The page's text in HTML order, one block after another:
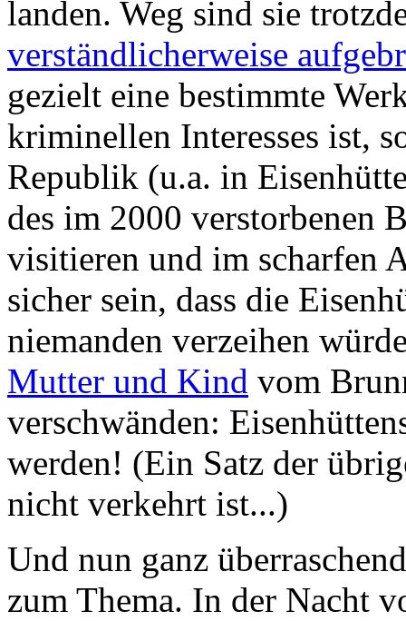
landen. Weg sind sie
verständlicherweise
gezielt eine bestimmte
kriminellen Interesses ist,
Republik (u.a. in
des im 2000 verstorbenen
visitieren und im scharfen
sicher sein, dass die
niemanden verzeihen
Mutter und Kind vom
verschwänden:
werden! (Ein Satz der
nicht verkehrt ist...)
Und nun ganz
zum Thema. In der Nacht